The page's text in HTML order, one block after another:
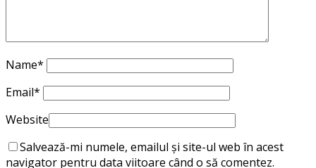
Name*
Email*
Website
Salvează-mi numele, emailul și site-ul web în acest
navigator pentru data viitoare când o să comentez.